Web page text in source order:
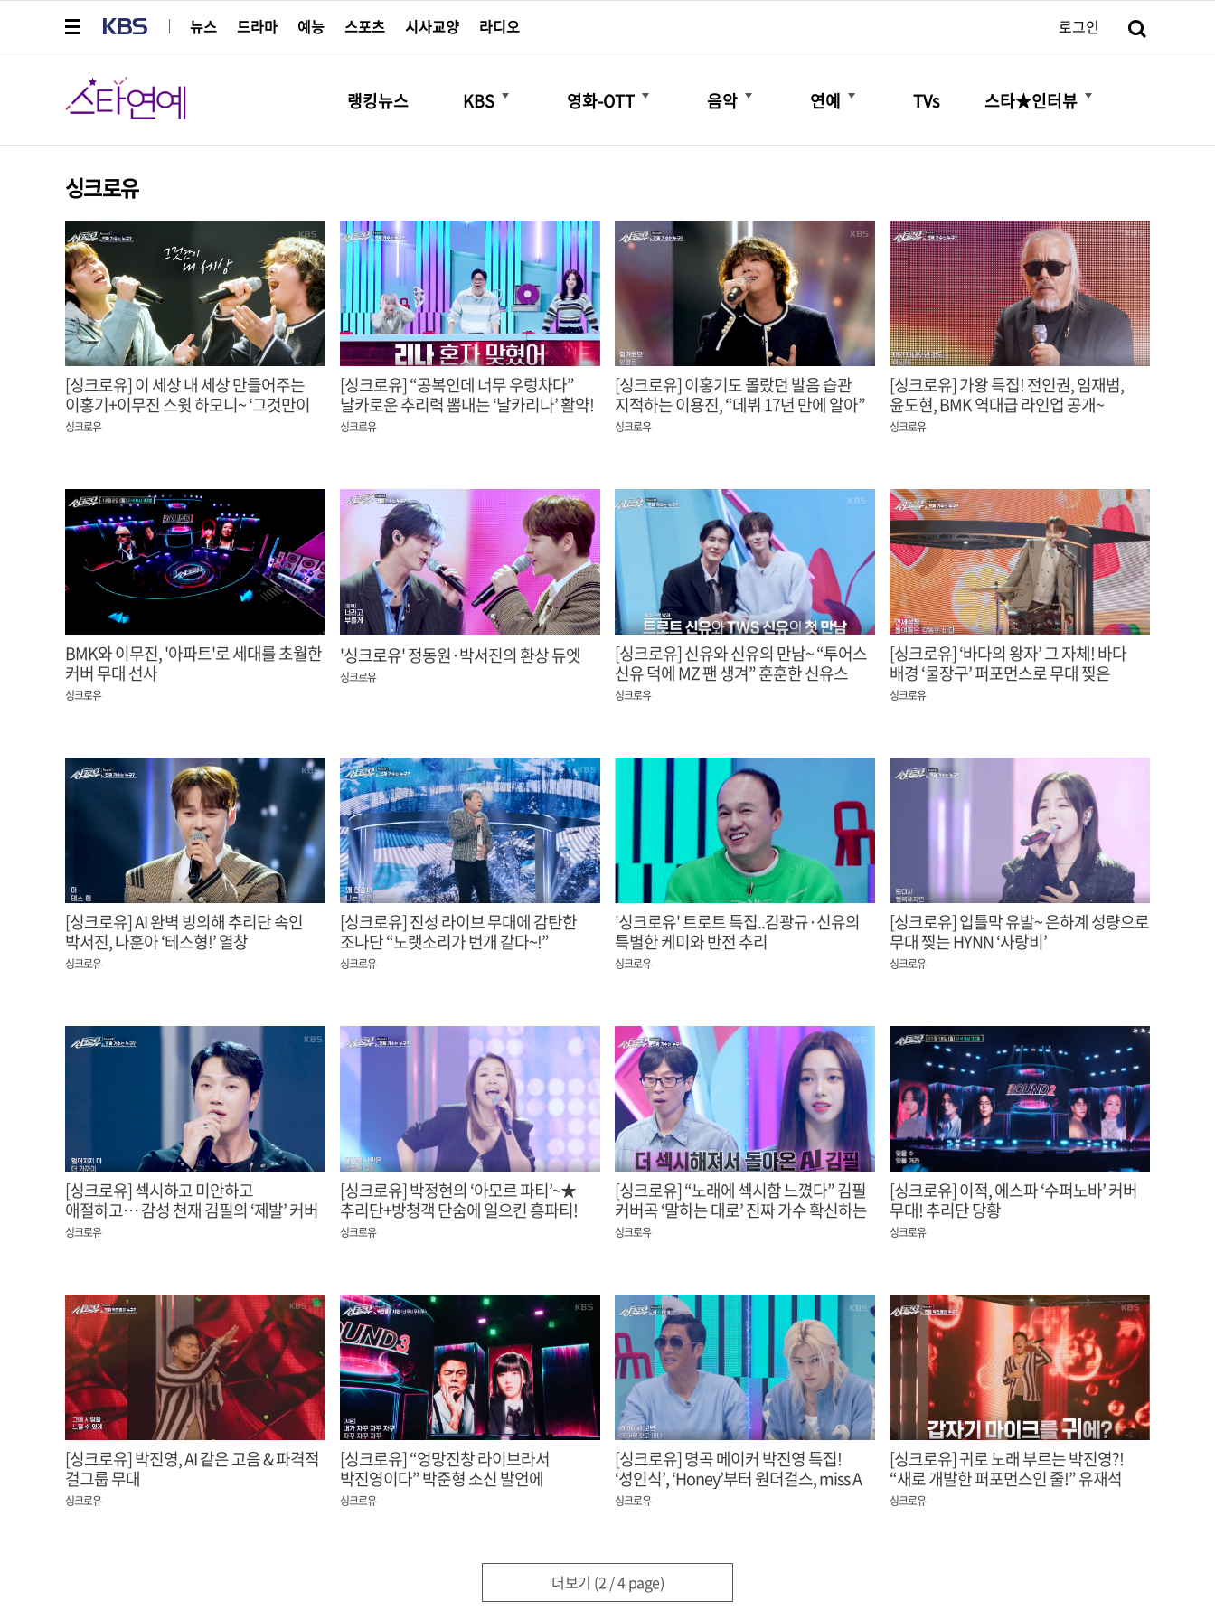
뉴스
드라마 예능 스포츠 시사교양 라디오 로그인
스타연예
랭킹뉴스 KBS
더보기
영화-OTT
더보기
음악
더보기
연예
더보기
TVs 스타★인터뷰
더보기
싱크로유
[싱크로유] 이 세상 내 세상 만들어주는
이홍기+이무진 스윗 하모니~ ‘그것만이
내 세상’
싱크로유
[싱크로유] “공복인데 너무 우렁차다”
날카로운 추리력 뽐내는 ‘날카리나’ 활약!
싱크로유
[싱크로유] 이홍기도 몰랐던 발음 습관
지적하는 이용진, “데뷔 17년 만에 알아”
이홍기도 깜놀!
싱크로유
[싱크로유] 가왕 특집! 전인권, 임재범,
윤도현, BMK 역대급 라인업 공개~
싱크로유
BMK와 이무진, '아파트'로 세대를 초월한
커버 무대 선사
싱크로유
'싱크로유' 정동원·박서진의 환상 듀엣
싱크로유
[싱크로유] 신유와 신유의 만남~ “투어스
신유 덕에 MZ 팬 생겨” 훈훈한 신유스
투샷!
싱크로유
[싱크로유] ‘바다의 왕자’ 그 자체! 바다
배경 ‘물장구’ 퍼포먼스로 무대 찢은
박서진
싱크로유
[싱크로유] AI 완벽 빙의해 추리단 속인
박서진, 나훈아 ‘테스형!’ 열창
싱크로유
[싱크로유] 진성 라이브 무대에 감탄한
조나단 “노랫소리가 번개 같다~!”
싱크로유
'싱크로유' 트로트 특집..김광규·신유의
특별한 케미와 반전 추리
싱크로유
[싱크로유] 입틀막 유발~ 은하계 성량으로
무대 찢는 HYNN ‘사랑비’
싱크로유
[싱크로유] 섹시하고 미안하고
애절하고… 감성 천재 김필의 ‘제발’ 커버
무대
싱크로유
[싱크로유] 박정현의 ‘아모르 파티’~★
추리단+방청객 단숨에 일으킨 흥파티!
싱크로유
[싱크로유] “노래에 섹시함 느꼈다” 김필
커버곡 ‘말하는 대로’ 진짜 가수 확신하는
카리나
싱크로유
[싱크로유] 이적, 에스파 ‘수퍼노바’ 커버
무대! 추리단 당황
싱크로유
[싱크로유] 박진영, AI 같은 고음 & 파격적
걸그룹 무대
싱크로유
[싱크로유] “엉망진창 라이브라서
박진영이다” 박준형 소신 발언에
초토화된 녹화장
싱크로유
[싱크로유] 명곡 메이커 박진영 특집!
‘성인식’, ‘Honey’부터 원더걸스, miss A
히트곡 대방출~★
싱크로유
[싱크로유] 귀로 노래 부르는 박진영?!
“새로 개발한 퍼포먼스인 줄!” 유재석
감탄
싱크로유
더보기 (2 / 4 page)